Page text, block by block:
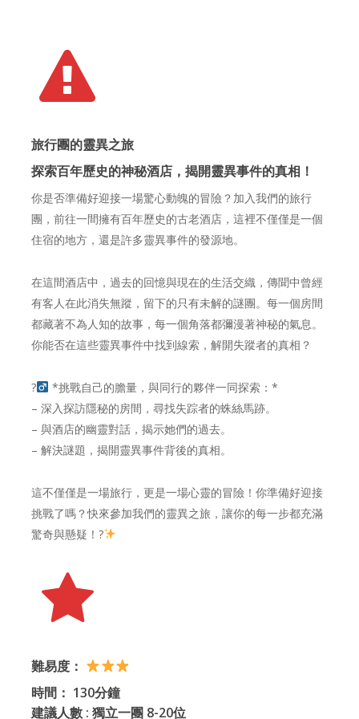
旅行團的靈異之旅
探索百年歷史的神秘酒店，揭開靈異事件的真相！
你是否準備好迎接一場驚心動魄的冒險？加入我們的旅行
團，前往一間擁有百年歷史的古老酒店，這裡不僅僅是一個
住宿的地方，還是許多靈異事件的發源地。
在這間酒店中，過去的回憶與現在的生活交織，傳聞中曾經
有客人在此消失無蹤，留下的只有未解的謎團。每一個房間
都藏著不為人知的故事，每一個角落都彌漫著神秘的氣息。
你能否在這些靈異事件中找到線索，解開失蹤者的真相？
?
*挑戰自己的膽量，與同行的夥伴一同探索：*
– 深入探訪隱秘的房間，尋找失踪者的蛛絲馬跡。
– 與酒店的幽靈對話，揭示她們的過去。
– 解決謎題，揭開靈異事件背後的真相。
這不僅僅是一場旅行，更是一場心靈的冒險！你準備好迎接
挑戰了嗎？快來參加我們的靈異之旅，讓你的每一步都充滿
驚奇與懸疑！?
難易度：
時間： 130分鐘
建議人數 : 獨立一團 8-20位